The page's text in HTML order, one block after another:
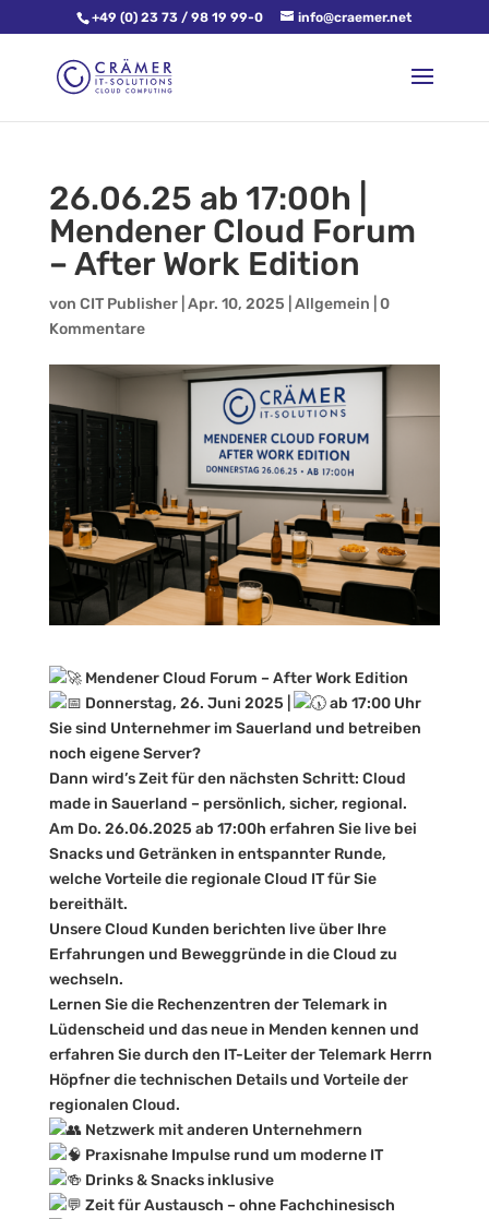
+49 (0) 23 73 / 98 19 99-0 info@craemer.net
26.06.25 ab 17:00h |
Mendener Cloud Forum
– After Work Edition
von CIT Publisher| Apr. 10, 2025 Allgemein 0
Kommentare
Mendener Cloud Forum – After Work Edition
Donnerstag, 26. Juni 2025 |
ab 17:00 Uhr
Sie sind Unternehmer im Sauerland und betreiben
noch eigene Server?
Dann wird’s Zeit für den nächsten Schritt: Cloud
made in Sauerland – persönlich, sicher, regional.
Am Do. 26.06.2025 ab 17:00h erfahren Sie live bei
Snacks und Getränken in entspannter Runde,
welche Vorteile die regionale Cloud IT für Sie
bereithält.
Unsere Cloud Kunden berichten live über Ihre
Erfahrungen und Beweggründe in die Cloud zu
wechseln.
Lernen Sie die Rechenzentren der Telemark in
Lüdenscheid und das neue in Menden kennen und
erfahren Sie durch den IT-Leiter der Telemark Herrn
Höpfner die technischen Details und Vorteile der
regionalen Cloud.
Netzwerk mit anderen Unternehmern
Praxisnahe Impulse rund um moderne IT
Drinks & Snacks inklusive
Zeit für Austausch – ohne Fachchinesisch